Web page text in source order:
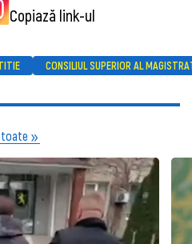
Copiază link-ul
CONSILIUL SUPERIOR AL